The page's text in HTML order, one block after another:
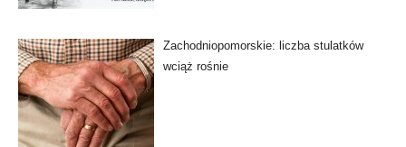
Zachodniopomorskie: liczba stulatków
wciąż rośnie